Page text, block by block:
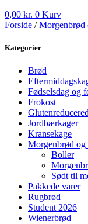
0,00 kr. 0 Kurv
Forside /Morgenbrød
Kategorier
Brød
Fødselsdag og
Frokost
Jordbærkager
Kransekage
Morgenbrød og
Boller
Sødt til
Pakkede varer
Rugbrød
Student 2026
Wienerbrød